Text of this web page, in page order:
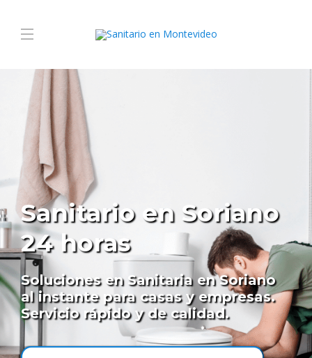
Sanitario en Soriano
24 horas
Soluciones en Sanitaria en Soriano
al instante para casas y empresas.
Servicio rápido y de calidad.